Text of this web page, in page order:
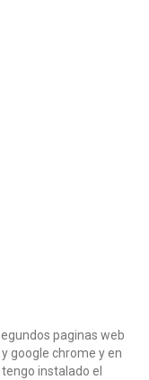
paginas web
google chrome y en
instalado el